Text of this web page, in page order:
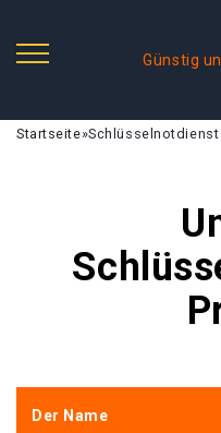
Günstig
Startseite»
Der Name